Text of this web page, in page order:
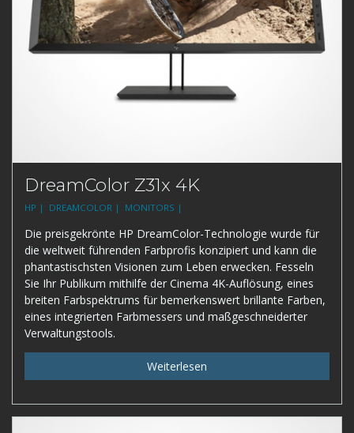
DreamColor Z31x 4K
HP | DREAMCOLOR | MONITORS |
Die preisgekrönte HP DreamColor-Technologie wurde für
die weltweit führenden Farbprofis konzipiert und kann die
phantastischsten Visionen zum Leben erwecken. Fesseln
Sie Ihr Publikum mithilfe der Cinema 4K-Auflösung, eines
breiten Farbspektrums für bemerkenswert brillante Farben,
eines integrierten Farbmessers und maßgeschneiderter
Verwaltungstools.
Weiterlesen